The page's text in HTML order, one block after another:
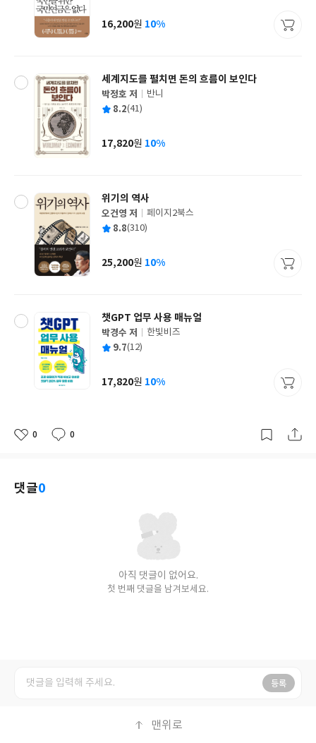
사
가
16,200원 10%
세계지도를 펼치면 돈의 흐름이 보인다
글
쓴
박정호 저
출
사
반니
평 8.2(41)
가
17,820원 10%
위기의 역사
글
쓴
오건영 저
출
사
페이지2북스
평 8.8(310)
가
25,200원 10%
챗GPT 업무 사용 매뉴얼
글
쓴
박경수 저
출
사
한빛비즈
평 9.7(12)
가
17,820원 10%
좋
0
댓
0
작
댓글0
아직 댓글이 없어요.
첫 번째 댓글을 남겨보세요.
등록
맨위로